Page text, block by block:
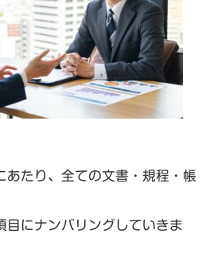
あたり、全ての文書・規程・帳
目にナンバリングしていきま